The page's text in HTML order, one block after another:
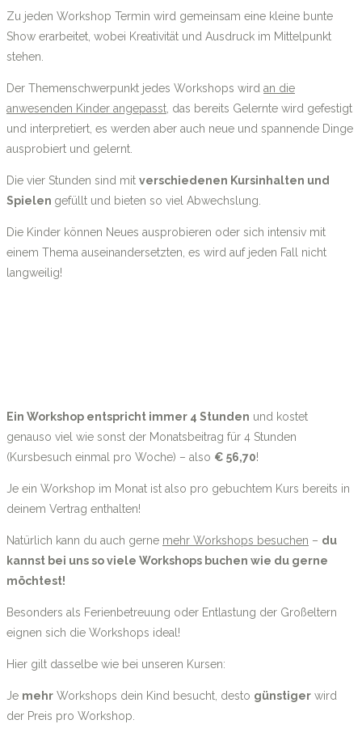
Zu jeden Workshop Termin wird gemeinsam eine kleine bunte
Show erarbeitet, wobei Kreativität und Ausdruck im Mittelpunkt
stehen.
Der Themenschwerpunkt jedes Workshops wird an die
anwesenden Kinder angepasst , das bereits Gelernte wird gefestigt
und interpretiert, es werden aber auch neue und spannende Dinge
ausprobiert und gelernt.
Die vier Stunden sind mit verschiedenen Kursinhalten und
Spielen gefüllt und bieten so viel Abwechslung.
Die Kinder können Neues ausprobieren oder sich intensiv mit
einem Thema auseinandersetzten, es wird auf jeden Fall nicht
langweilig!
Ein Workshop entspricht immer 4 Stunden und kostet
genauso viel wie sonst der Monatsbeitrag für 4 Stunden
(Kursbesuch einmal pro Woche) – also € 56,70!
Je ein Workshop im Monat ist also pro gebuchtem Kurs bereits in
deinem Vertrag enthalten!
Natürlich kann du auch gerne mehr Workshops besuchen – du
kannst bei uns so viele Workshops buchen wie du gerne
möchtest!
Besonders als Ferienbetreuung oder Entlastung der Großeltern
eignen sich die Workshops ideal!
Hier gilt dasselbe wie bei unseren Kursen:
Je mehr Workshops dein Kind besucht, desto günstiger wird
der Preis pro Workshop.